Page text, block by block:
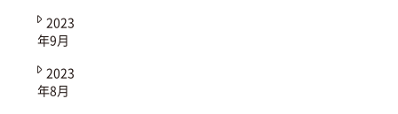
2023
年9月
2023
年8月